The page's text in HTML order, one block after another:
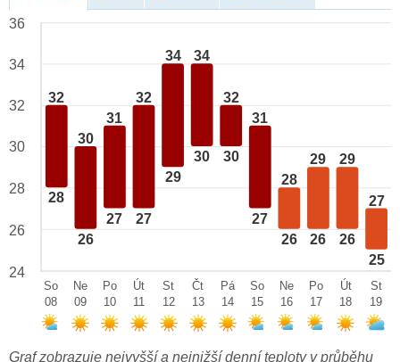
32
28
30
26
31
27
32
27
34
29
34
30
32
30
31
27
28
26
29
26
29
26
27
25
36
34
32
30
28
26
24
So
08
Ne
09
Po
10
Út
11
St
12
Čt
13
Pá
14
So
15
Ne
16
Po
17
Út
18
St
19
Graf zobrazuje nejvyšší a nejnižší denní teploty v průběhu